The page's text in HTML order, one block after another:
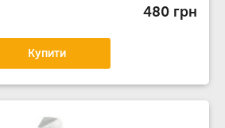
480 грн
Купити